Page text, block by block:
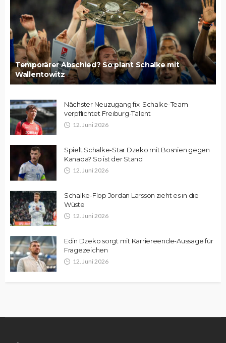
Temporärer Abschied? So plant Schalke mit
Wallentowitz
Nächster Neuzugang fix: Schalke-Team
verpflichtet Freiburg-Talent
12. Juni 2026
Spielt Schalke-Star Dzeko mit Bosnien gegen
Kanada? So ist der Stand
12. Juni 2026
Schalke-Flop Jordan Larsson zieht es in die
Wüste
12. Juni 2026
Edin Dzeko sorgt mit Karriereende-Aussage für
Fragezeichen
12. Juni 2026